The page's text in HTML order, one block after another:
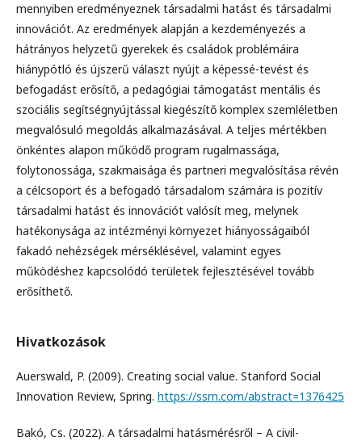
mennyiben eredményeznek társadalmi hatást és társadalmi
innovációt. Az eredmények alapján a kezdeményezés a
hátrányos helyzetű gyerekek és családok problémáira
hiánypótló és újszerű választ nyújt a képessé-tevést és
befogadást erősítő, a pedagógiai támogatást mentális és
szociális segítségnyújtással kiegészítő komplex szemléletben
megvalósuló megoldás alkalmazásával. A teljes mértékben
önkéntes alapon működő program rugalmassága,
folytonossága, szakmaisága és partneri megvalósítása révén
a célcsoport és a befogadó társadalom számára is pozitív
társadalmi hatást és innovációt valósít meg, melynek
hatékonysága az intézményi környezet hiányosságaiból
fakadó nehézségek mérséklésével, valamint egyes
működéshez kapcsolódó területek fejlesztésével tovább
erősíthető.
Hivatkozások
Auerswald, P. (2009). Creating social value. Stanford Social
Innovation Review, Spring. https://ssrn.com/abstract=1376425
Bakó, Cs. (2022). A társadalmi hatásmérésről – A civil-